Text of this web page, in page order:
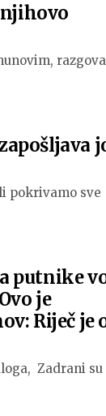
njihovo
pokrivamo sve
putnike
je
Riječ je
Zadrani su